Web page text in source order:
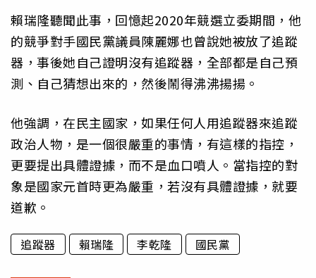
賴瑞隆聽聞此事，回憶起2020年競選立委期間，他
的競爭對手國民黨議員陳麗娜也曾說她被放了追蹤
器，事後她自己證明沒有追蹤器，全部都是自己預
測、自己猜想出來的，然後鬧得沸沸揚揚。
他強調，在民主國家，如果任何人用追蹤器來追蹤
政治人物，是一個很嚴重的事情，有這樣的指控，
更要提出具體證據，而不是血口噴人。當指控的對
象是國家元首時更為嚴重，若沒有具體證據，就要
道歉。
追蹤器 賴瑞隆 李乾隆 國民黨